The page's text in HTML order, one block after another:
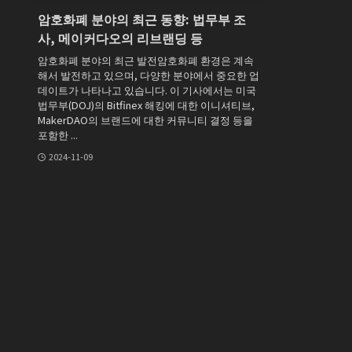
암호화폐 분야의 최근 동향: 법무부 조
사, 메이커다오의 리브랜딩 등
암호화폐 분야의 최근 발전암호화폐 환경은 계속
해서 발전하고 있으며, 다양한 분야에서 중요한 업
데이트가 나타나고 있습니다. 이 기사에서는 미국
법무부(DOJ)의 Bitfinex 해킹에 대한 이니셔티브,
MakerDAO의 브랜드에 대한 커뮤니티 결정 등을
포함한 ...
2024-11-09